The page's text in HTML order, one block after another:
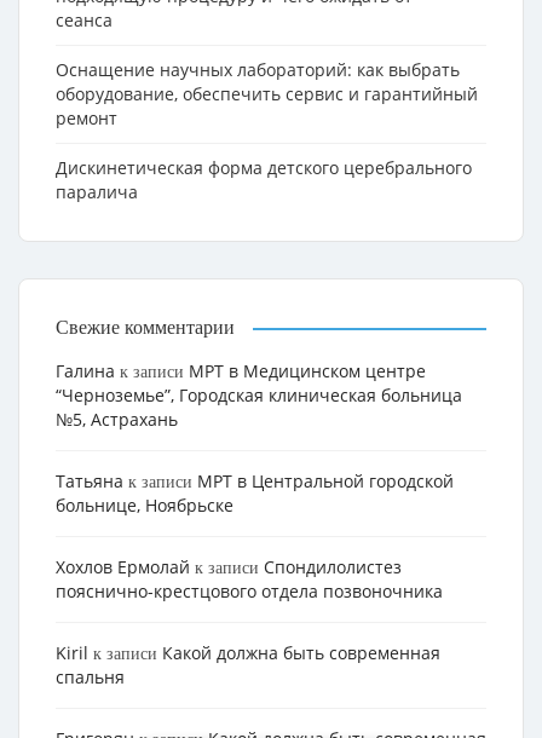
сеанса
Оснащение научных лабораторий: как выбрать
оборудование, обеспечить сервис и гарантийный
ремонт
Дискинетическая форма детского церебрального
паралича
Свежие комментарии
Галина к записи МРТ в Медицинском центре
“Черноземье”, Городская клиническая больница
№5, Астрахань
Татьяна к записи МРТ в Центральной городской
больнице, Ноябрьске
Хохлов Ермолай к записи Cпондилолистез
пояснично-крестцового отдела позвоночника
Kiril к записи Какой должна быть современная
спальня